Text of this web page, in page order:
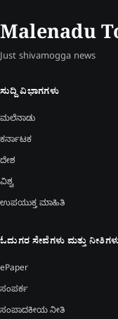
Malenadu
Just shivamogga news
ಸುದ್ದಿ ವಿಭಾಗಗಳು
ಮಲೆನಾಡು
ಕರ್ನಾಟಕ
ದೇಶ
ವಿಶ್ವ
ಉಪಯುಕ್ತ ಮಾಹಿತಿ
ಓದುಗರ ಸೇವೆಗಳು ಮತ್ತು
ePaper
ಸಂಪರ್ಕ
ಸಂಪಾದಕೀಯ ನೀತಿ